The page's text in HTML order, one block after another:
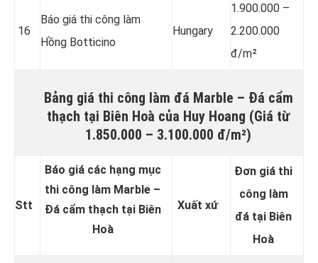
16
Báo giá thi công làm
Hồng Botticino
Hungary
1.900.000 –
2.200.000
đ/m²
Bảng giá thi công làm đá Marble – Đá cẩm
thạch tại Biên Hoà của Huy Hoang (Giá từ
1.850.000 – 3.100.000 đ/m²)
Stt
Báo giá các hạng mục
thi công làm Marble –
Đá cẩm thạch tại Biên
Hoà
Xuất xứ
Đơn giá thi
công làm
đá tại Biên
Hoà